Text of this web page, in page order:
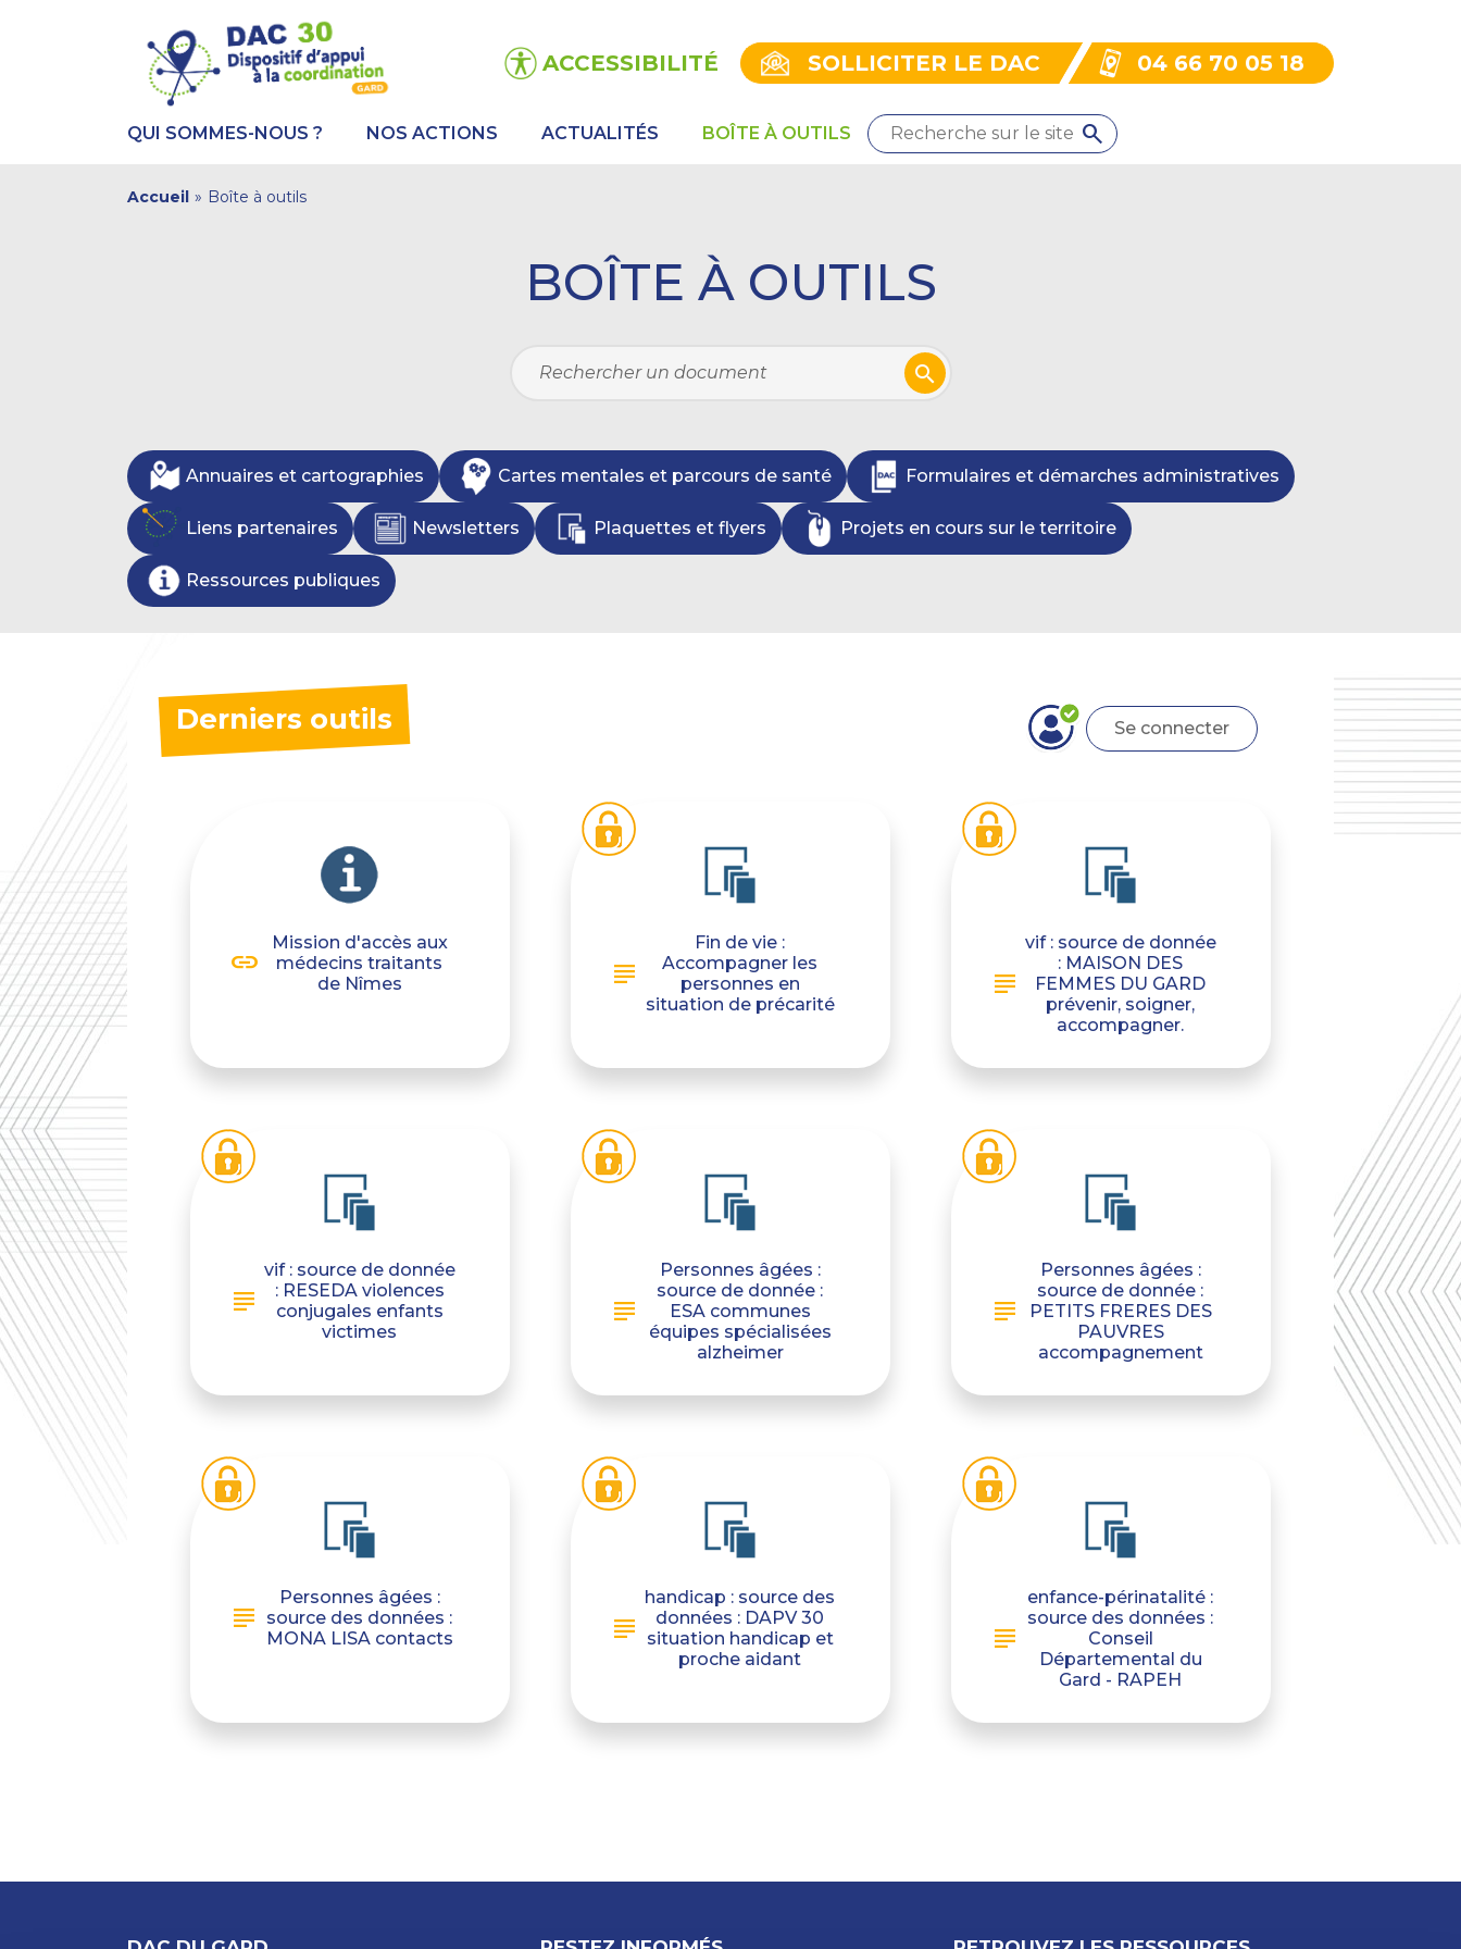
ACCESSIBILITÉ SOLLICITER LE DAC 04 66 70 05 18
QUI SOMMES-NOUS ? NOS ACTIONS ACTUALITÉS BOÎTE À OUTILS
You
Accueil » Boîte à outils
BOÎTE À OUTILS
Annuaires et cartographies Cartes mentales et parcours de santé Formulaires et démarches administratives
Liens partenaires Newsletters Plaquettes et flyers Projets en cours sur le territoire
Ressources publiques
Derniers outils Se connecter
Mission d'accès aux
médecins traitants
de Nîmes
Fin de vie :
Accompagner les
personnes en
situation de précarité
vif : source de donnée
: MAISON DES
FEMMES DU GARD
prévenir, soigner,
accompagner.
vif : source de donnée
: RESEDA violences
conjugales enfants
victimes
Personnes âgées :
source de donnée :
ESA communes
équipes spécialisées
alzheimer
Personnes âgées :
source de donnée :
PETITS FRERES DES
PAUVRES
accompagnement
Personnes âgées :
source des données :
MONA LISA contacts
handicap : source des
données : DAPV 30
situation handicap et
proche aidant
enfance-périnatalité :
source des données :
Conseil
Départemental du
Gard - RAPEH